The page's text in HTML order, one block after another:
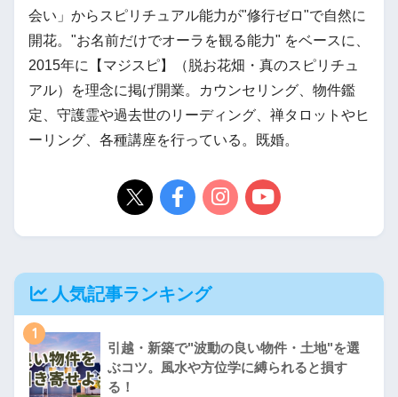
会い」からスピリチュアル能力が"修行ゼロ"で自然に
開花。"お名前だけでオーラを観る能力" をベースに、
2015年に【マジスピ】（脱お花畑・真のスピリチュ
アル）を理念に掲げ開業。カウンセリング、物件鑑
定、守護霊や過去世のリーディング、禅タロットやヒ
ーリング、各種講座を行っている。既婚。
人気記事ランキング
1
引越・新築で"波動の良い物件・土地"を選
ぶコツ。風水や方位学に縛られると損す
る！